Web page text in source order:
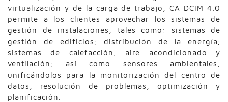
virtualización y de la carga de trabajo, CA DCIM 4.0
permite a los clientes aprovechar los sistemas de
gestión de instalaciones, tales como: sistemas de
gestión de edificios; distribución de la energía;
sistemas de calefacción, aire acondicionado y
ventilación; así como sensores ambientales,
unificándolos para la monitorización del centro de
datos, resolución de problemas, optimización y
planificación.